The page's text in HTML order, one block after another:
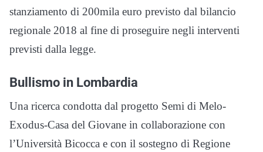
stanziamento di 200mila euro previsto dal bilancio
regionale 2018 al fine di proseguire negli interventi
previsti dalla legge.
Bullismo in Lombardia
Una ricerca condotta dal progetto Semi di Melo-
Exodus-Casa del Giovane in collaborazione con
l’Università Bicocca e con il sostegno di Regione